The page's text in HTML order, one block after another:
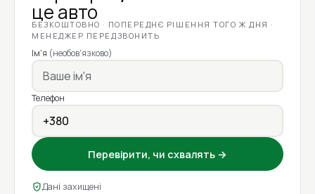
це авто
БЕЗКОШТОВНО · ПОПЕРЕДНЄ РІШЕННЯ ТОГО Ж ДНЯ ·
МЕНЕДЖЕР ПЕРЕДЗВОНИТЬ
Ім'я (необов'язково)
Телефон
Перевірити, чи схвалять →
Дані захищені